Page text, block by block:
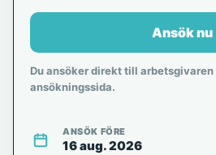
Ansök nu
Du ansöker direkt till
ansökningssida.
ANSÖK FÖRE
16 aug. 2026